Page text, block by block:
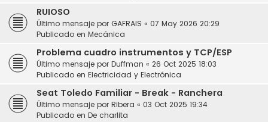
RUIOSO
Último mensaje por GAFRAIS « 07 May 2026 20:29
Publicado en Mecánica
Problema cuadro instrumentos y TCP/ESP
Último mensaje por Duffman « 26 Oct 2025 18:03
Publicado en Electricidad y Electrónica
Seat Toledo Familiar - Break - Ranchera
Último mensaje por Ribera « 03 Oct 2025 19:34
Publicado en De charlita